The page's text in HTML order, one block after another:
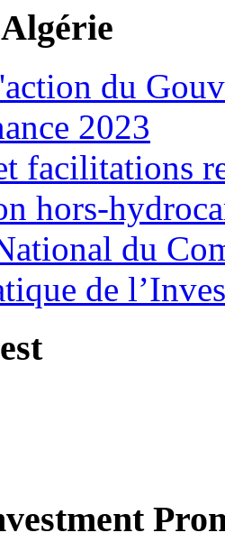
du
2023
facilitations
hors-
du
de